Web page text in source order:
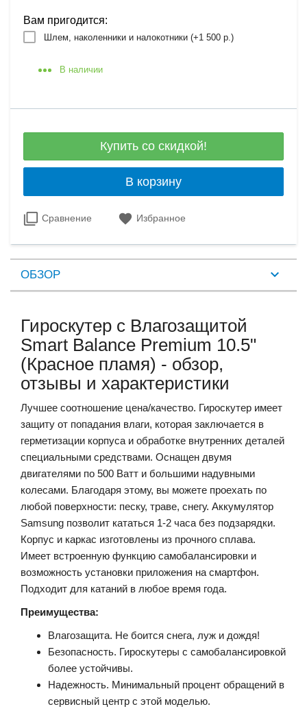
Вам пригодится:
Шлем, наколенники и налокотники (+1 500 р.)
В наличии
Купить со скидкой!
В корзину
Сравнение Избранное
ОБЗОР
Гироскутер с Влагозащитой
Smart Balance Premium 10.5"
(Красное пламя) - обзор,
отзывы и характеристики
Лучшее соотношение цена/качество. Гироскутер имеет
защиту от попадания влаги, которая заключается в
герметизации корпуса и обработке внутренних деталей
специальными средствами. Оснащен двумя
двигателями по 500 Ватт и большими надувными
колесами. Благодаря этому, вы можете проехать по
любой поверхности: песку, траве, снегу. Аккумулятор
Samsung позволит кататься 1-2 часа без подзарядки.
Корпус и каркас изготовлены из прочного сплава.
Имеет встроенную функцию самобалансировки и
возможность установки приложения на смартфон.
Подходит для катаний в любое время года.
Преимущества:
Влагозащита. Не боится снега, луж и дождя!
Безопасность. Гироскутеры с самобалансировкой
более устойчивы.
Надежность. Минимальный процент обращений в
сервисный центр с этой моделью.